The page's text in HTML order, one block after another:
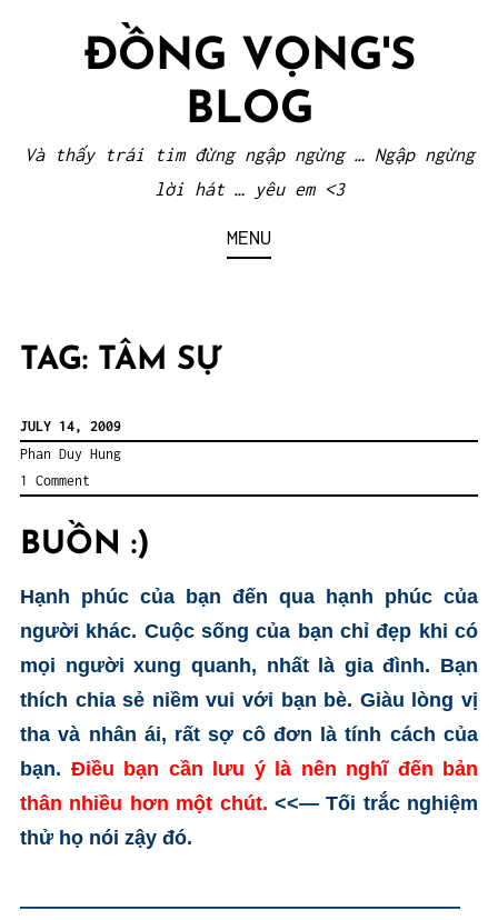
ĐỒNG VỌNG'S
BLOG
Và thấy trái tim đừng ngập ngừng … Ngập ngừng
lời hát … yêu em <3
MENU
TAG: TÂM SỰ
JULY 14, 2009
Phan Duy Hung
1 Comment
BUỒN :)
Hạnh phúc của bạn đến qua hạnh phúc của
người khác. Cuộc sống của bạn chỉ đẹp khi có
mọi người xung quanh, nhất là gia đình. Bạn
thích chia sẻ niềm vui với bạn bè. Giàu lòng vị
tha và nhân ái, rất sợ cô đơn là tính cách của
bạn. Điều bạn cần lưu ý là nên nghĩ đến bản
thân nhiều hơn một chút. <<— Tối trắc nghiệm
thử họ nói zậy đó.
——————————————————————